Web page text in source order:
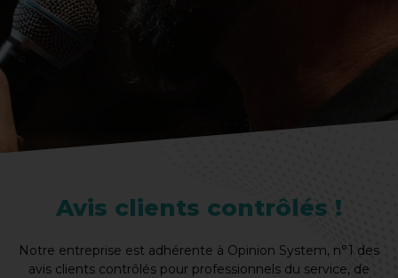
Avis clients contrôlés !
Notre entreprise est adhérente à Opinion System, n°1 des
avis clients contrôlés pour professionnels du service, de